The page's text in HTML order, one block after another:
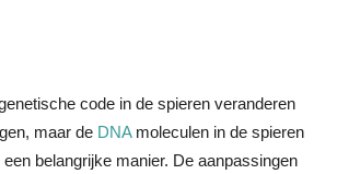
code in de spieren veranderen
maar de DNAmoleculen in de spieren
belangrijke manier. De aanpassingen